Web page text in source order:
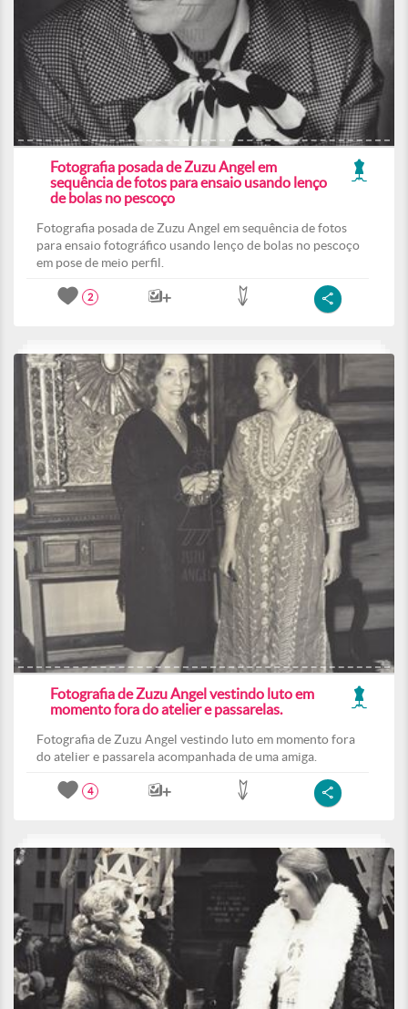
Fotografia posada de Zuzu Angel em
sequência de fotos para ensaio usando lenço
de bolas no pescoço
Fotografia posada de Zuzu Angel em sequência de fotos
para ensaio fotográfico usando lenço de bolas no pescoço
em pose de meio perfil.
2
Fotografia de Zuzu Angel vestindo luto em
momento fora do atelier e passarelas.
Fotografia de Zuzu Angel vestindo luto em momento fora
do atelier e passarela acompanhada de uma amiga.
4